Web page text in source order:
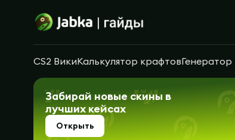
CS2 ВикиКалькулятор крафтов
Забирай новые скины в
лучших кейсах
Открыть